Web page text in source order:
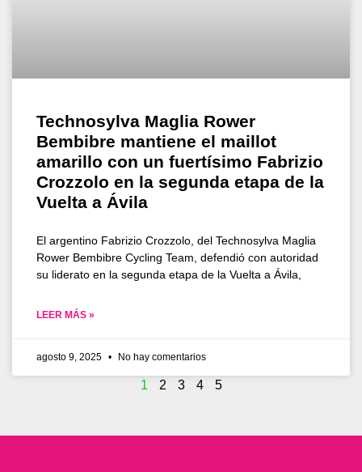
Technosylva Maglia Rower
Bembibre mantiene el maillot
amarillo con un fuertísimo Fabrizio
Crozzolo en la segunda etapa de la
Vuelta a Ávila
El argentino Fabrizio Crozzolo, del Technosylva Maglia
Rower Bembibre Cycling Team, defendió con autoridad
su liderato en la segunda etapa de la Vuelta a Ávila,
LEER MÁS »
agosto 9, 2025 No hay comentarios
1 2 3 4 5